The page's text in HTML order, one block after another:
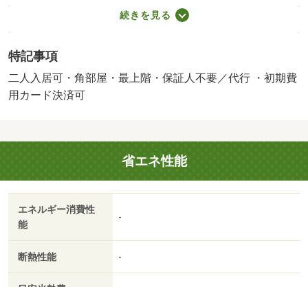
５００円／月・町費３，３００円／月・【ＣＭでもおなじ
みレオパレスシリーズ】単身赴任の方、転勤が多い方にお
単身物件です。室内家具が付いていますので、お荷物一つ
でラクラクお引っ越しが可能・バイク置場：なし・駐輪
場：有/鍵交換費用 16500円/ﾊｳｽｸﾘｰﾆﾝｸﾞ 52250円
続きを見る
特記事項
二人入居可・角部屋・最上階・保証人不要／代行 ・初期費
用カード決済可
省エネ性能
エネルギー消費性
能
-
断熱性能 -